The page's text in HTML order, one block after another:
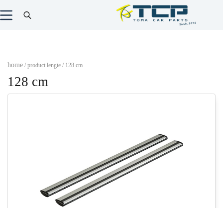
home / product lengte / 128 cm
128 cm